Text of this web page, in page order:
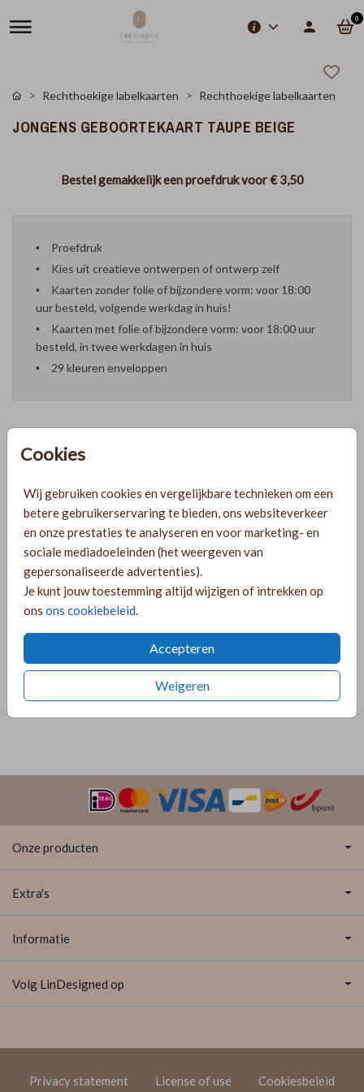
0
Cookies
Wij gebruiken cookies en vergelijkbare technieken om een
betere gebruikerservaring te bieden, ons websiteverkeer
en onze prestaties te analyseren en voor marketing- en
sociale mediadoeleinden (het weergeven van
gepersonaliseerde advertenties).
Je kunt jouw toestemming altijd wijzigen of intrekken op
ons ons cookiebeleid.
Accepteren
Weigeren
Rechthoekige labelkaarten Rechthoekige labelkaarten
JONGENS GEBOORTEKAART TAUPE BEIGE
Bestel gemakkelijk een proefdruk voor€ 3,50
Proefdruk
Kies uit creatieve ontwerpen of ontwerp zelf
Kaarten zonder folie of bijzondere vorm: voor 18:00
uur besteld, volgende werkdag in huis!
Kaarten met folie of bijzondere vorm: voor 18:00 uur
besteld, in twee werkdagen in huis
29 kleuren enveloppen
Formaten en prijzen
PRODUCTINFORMATIE
OMSCHRIJVING
Prachtige jongens geboortekaart in de kleur taupe met
COLLECTIE
Rechthoekige labelkaarten
Onze producten
Extra's
Informatie
Volg LinDesigned op
Privacy statement License of use Cookiesbeleid